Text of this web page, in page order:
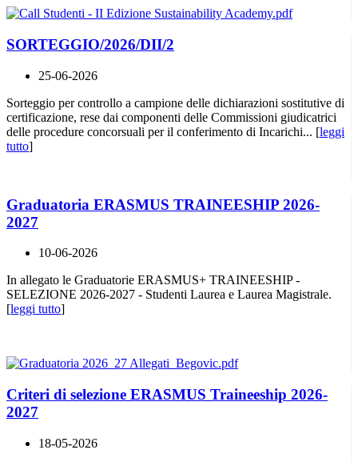
SORTEGGIO/2026/DII/2
25-06-2026
Sorteggio per controllo a campione delle dichiarazioni sostitutive di
certificazione, rese dai componenti delle Commissioni giudicatrici
delle procedure concorsuali per il conferimento di Incarichi... [leggi
tutto]
Graduatoria ERASMUS TRAINEESHIP 2026-
2027
10-06-2026
In allegato le Graduatorie ERASMUS+ TRAINEESHIP -
SELEZIONE 2026-2027 - Studenti Laurea e Laurea Magistrale.
[leggi tutto]
Criteri di selezione ERASMUS Traineeship 2026-
2027
18-05-2026